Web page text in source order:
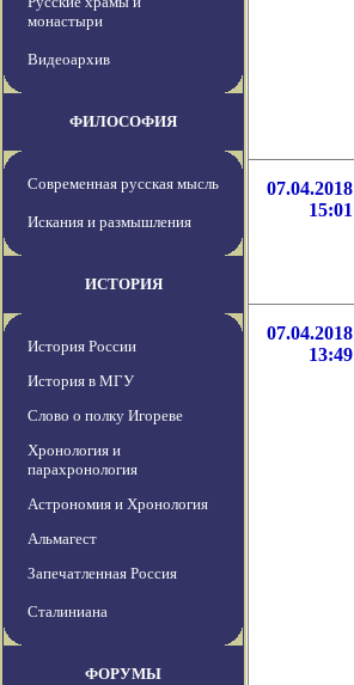
монастыри
Видеоархив
ФИЛОСОФИЯ
Современная русская мысль
Искания и размышления
ИСТОРИЯ
История России
История в МГУ
Слово о полку Игореве
Хронология и
парахронология
Астрономия и Хронология
Альмагест
Запечатленная Россия
Сталиниана
ФОРУМЫ
07.04.2018
15:01
07.04.2018
13:49